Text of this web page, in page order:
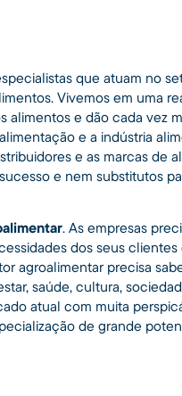
que atuam no
Vivemos em uma
alimentos e dão cada vez
e a indústria
e as marcas de
e nem substitutos
. As empresas
dos seus clientes
agroalimentar precisa
saúde, cultura,
atual com muita
de grande